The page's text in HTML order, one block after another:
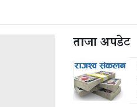
ताजा अपडेट